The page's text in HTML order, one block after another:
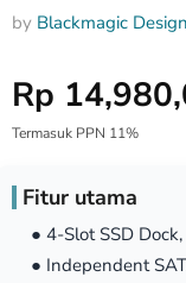
by Blackmagic Design
Harga Special
Rp
Termasuk PPN 11%
Fitur utama
● 4-Slot SSD
● Independent